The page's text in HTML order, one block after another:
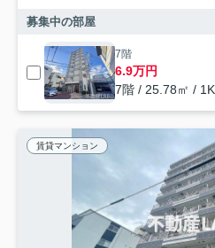
募集中の部屋
7階
6.9万円
7階 / 25.78㎡ / 1K
賃貸マンション